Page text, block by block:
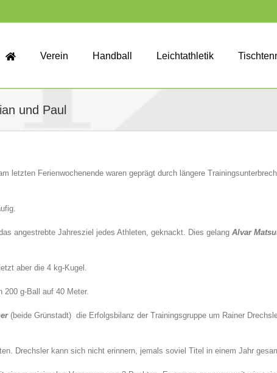
Verein Handball Leichtathletik
und Paul
letzten Ferienwochenende waren geprägt durch längere
angestrebte Jahresziel jedes Athleten, geknackt. Dies gelang Alvar
aber die 4 kg-Kugel.
200 g-Ball auf 40 Meter.
(beide Grünstadt) die Erfolgsbilanz der Trainingsgruppe um Rainer
Drechsler kann sich nicht erinnern, jemals soviel Titel in einem Jahr